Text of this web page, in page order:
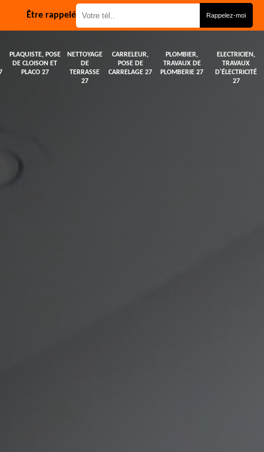
Être rappelé
PLAQUISTE, POSE
DE CLOISON ET
PLACO 27
NETTOYAGE
DE
TERRASSE
27
CARRELEUR,
POSE DE
CARRELAGE 27
PLOMBIER,
TRAVAUX DE
PLOMBERIE 27
ELECTRICIEN,
TRAVAUX
D'ÉLECTRICITÉ
27